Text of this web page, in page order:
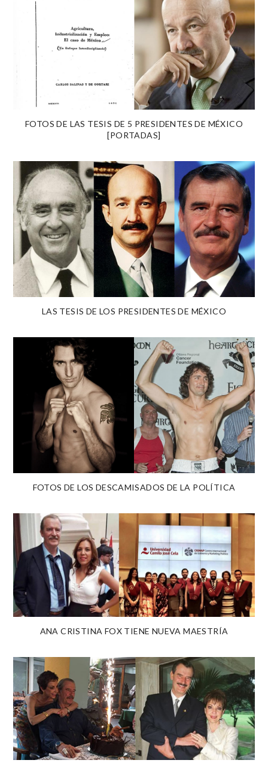
FOTOS DE LAS TESIS DE 5 PRESIDENTES DE MÉXICO
[PORTADAS]
LAS TESIS DE LOS PRESIDENTES DE MÉXICO
FOTOS DE LOS DESCAMISADOS DE LA POLÍTICA
ANA CRISTINA FOX TIENE NUEVA MAESTRÍA